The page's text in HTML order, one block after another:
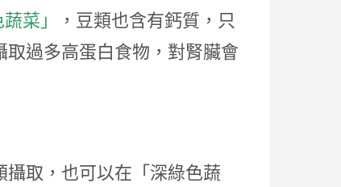
菜」
，豆類也含有鈣質，只
過多高蛋白食物，對腎臟會
取，也可以在「深綠色蔬